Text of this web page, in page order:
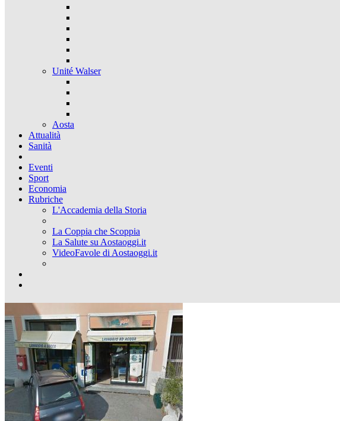
Unité Walser
Aosta
Attualità
Sanità
Eventi
Sport
Economia
Rubriche
L'Accademia della Storia
La Coppia che Scoppia
La Salute su Aostaoggi.it
VideoFavole di Aostaoggi.it